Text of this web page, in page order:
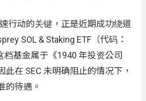
行动的关键，正是近期成功绕道
SOL & Staking ETF（代码：
档基金属于《1940 年投资公司
此在 SEC 未明确阻止的情况下，
的待遇。